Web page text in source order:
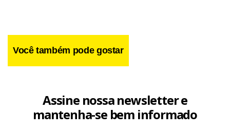
Você também pode gostar
Assine nossa newsletter e
mantenha-se bem informado